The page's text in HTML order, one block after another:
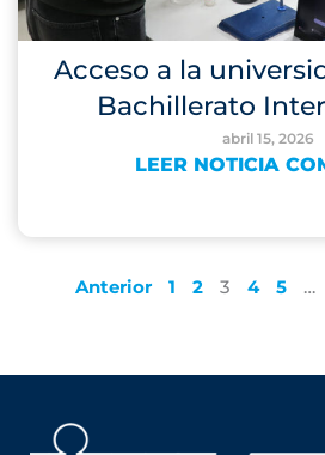
Acceso a la
Bachillerato
abril 15, 2026
LEER NOTICIA
Anterior 1 2 3 4 5 …